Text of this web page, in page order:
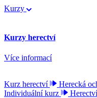
Kurzy
Kurzy herectví
Více informací
Kurz herectví Herecká
Individuální kurz